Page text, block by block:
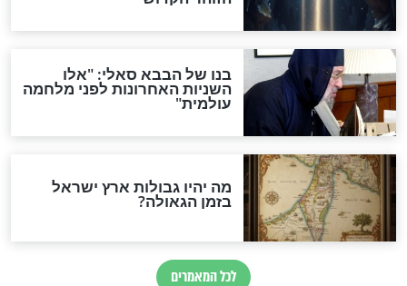
האם לאחר בוא המשיח יהיה
אפשר לחזור בתשובה?
לכל המאמרים